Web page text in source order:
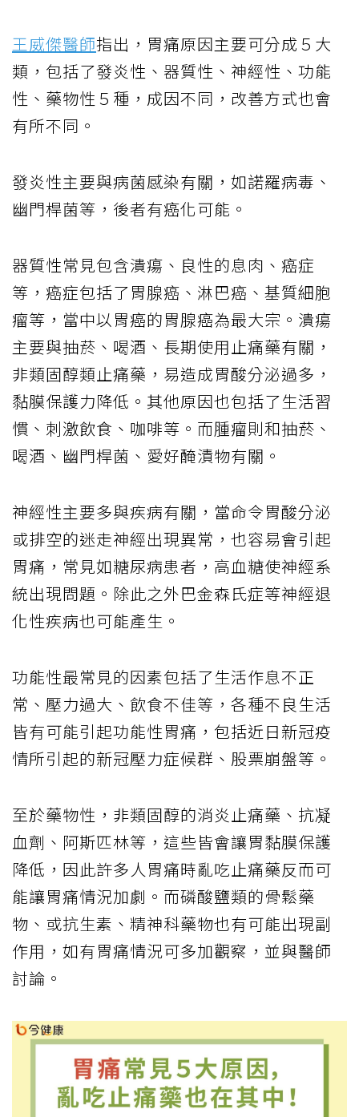
王威傑醫師指出，胃痛原因主要可分成５大
類，包括了發炎性、器質性、神經性、功能
性、藥物性５種，成因不同，改善方式也會
有所不同。
發炎性主要與病菌感染有關，如諾羅病毒、
幽門桿菌等，後者有癌化可能。
器質性常見包含潰瘍、良性的息肉、癌症
等，癌症包括了胃腺癌、淋巴癌、基質細胞
瘤等，當中以胃癌的胃腺癌為最大宗。潰瘍
主要與抽菸、喝酒、長期使用止痛藥有關，
非類固醇類止痛藥，易造成胃酸分泌過多，
黏膜保護力降低。其他原因也包括了生活習
慣、刺激飲食、咖啡等。而腫瘤則和抽菸、
喝酒、幽門桿菌、愛好醃漬物有關。
神經性主要多與疾病有關，當命令胃酸分泌
或排空的迷走神經出現異常，也容易會引起
胃痛，常見如糖尿病患者，高血糖使神經系
統出現問題。除此之外巴金森氏症等神經退
化性疾病也可能產生。
功能性最常見的因素包括了生活作息不正
常、壓力過大、飲食不佳等，各種不良生活
皆有可能引起功能性胃痛，包括近日新冠疫
情所引起的新冠壓力症候群、股票崩盤等。
至於藥物性，非類固醇的消炎止痛藥、抗凝
血劑、阿斯匹林等，這些皆會讓胃黏膜保護
降低，因此許多人胃痛時亂吃止痛藥反而可
能讓胃痛情況加劇。而磷酸鹽類的骨鬆藥
物、或抗生素、精神科藥物也有可能出現副
作用，如有胃痛情況可多加觀察，並與醫師
討論。